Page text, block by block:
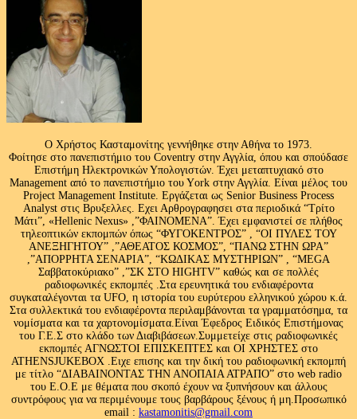
Ο Χρήστος Κασταμονίτης γεννήθηκε στην Αθήνα το 1973.
Φοίτησε στο πανεπιστήμιο του Coventry στην Αγγλία, όπου και σπούδασε
Επιστήμη Ηλεκτρονικών Υπολογιστών. Έχει μεταπτυχιακό στο
Management από το πανεπιστήμιο του Υork στην Αγγλία. Είναι μέλος του
Project Management Institute. Εργάζεται ως Senior Business Process
Analyst στις Βρυξελλες. Εχει Αρθρογραφησει στα περιοδικά “Τρίτο
Μάτι”, «Hellenic Nexus» ,”ΦΑΙΝΟΜΕΝΑ”. Έχει εμφανιστεί σε πλήθος
τηλεοπτικών εκπομπών όπως “ΦΥΓΟΚΕΝΤΡΟΣ” , “ΟΙ ΠΥΛΕΣ ΤΟΥ
ΑΝΕΞΗΓΗΤΟΥ” ,”ΑΘΕΑΤΟΣ ΚΟΣΜΟΣ”, “ΠΑΝΩ ΣΤΗΝ ΩΡΑ”
,”ΑΠΟΡΡΗΤΑ ΣΕΝΑΡΙΑ”, “ΚΩΔΙΚΑΣ ΜΥΣΤΗΡΙΩΝ” , “MEGA
Σαββατοκύριακο” ,”ΣΚ ΣΤΟ HIGHTV” καθώς και σε πολλές
ραδιοφωνικές εκπομπές .Στα ερευνητικά του ενδιαφέροντα
συγκαταλέγονται τα UFO, η ιστορία του ευρύτερου ελληνικού χώρου κ.ά.
Στα συλλεκτικά του ενδιαφέροντα περιλαμβάνονται τα γραμματόσημα, τα
νομίσματα και τα χαρτονομίσματα.Είναι Έφεδρος Ειδικός Επιστήμονας
του Γ.Ε.Σ στο κλάδο των Διαβιβάσεων.Συμμετείχε στις ραδιοφωνικές
εκπομπές ΑΓΝΩΣΤΟΙ ΕΠΙΣΚΕΠΤΕΣ και ΟΙ ΧΡΗΣΤΕΣ στο
ATHENSJUKEBOX .Ειχε επισης και την δική του ραδιοφωνική εκπομπή
με τίτλο “ΔΙΑΒΑΙΝΟΝΤΑΣ ΤΗΝ ΑΝΟΠΑΙΑ ΑΤΡΑΠΟ” στο web radio
του Ε.Ο.Ε με θέματα που σκοπό έχουν να ξυπνήσουν και άλλους
συντρόφους για να περιμένουμε τους βαρβάρους ξένους ή μη.Προσωπικό
email : kastamonitis@gmail.com